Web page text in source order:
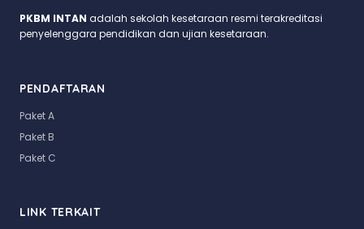
PKBM INTAN adalah sekolah kesetaraan resmi terakreditasi
penyelenggara pendidikan dan ujian kesetaraan.
PENDAFTARAN
Paket A
Paket B
Paket C
LINK TERKAIT